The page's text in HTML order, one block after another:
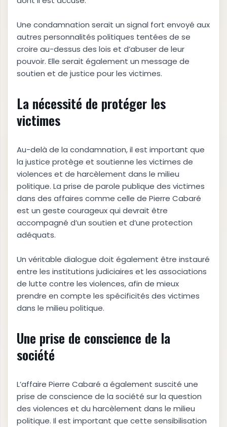
Une condamnation serait un signal fort envoyé aux
autres personnalités politiques tentées de se
croire au-dessus des lois et d’abuser de leur
pouvoir. Elle serait également un message de
soutien et de justice pour les victimes.
La nécessité de protéger les
victimes
Au-delà de la condamnation, il est important que
la justice protège et soutienne les victimes de
violences et de harcèlement dans le milieu
politique. La prise de parole publique des victimes
dans des affaires comme celle de Pierre Cabaré
est un geste courageux qui devrait être
accompagné d’un soutien et d’une protection
adéquats.
Un véritable dialogue doit également être instauré
entre les institutions judiciaires et les associations
de lutte contre les violences, afin de mieux
prendre en compte les spécificités des victimes
dans le milieu politique.
Une prise de conscience de la
société
L’affaire Pierre Cabaré a également suscité une
prise de conscience de la société sur la question
des violences et du harcèlement dans le milieu
politique. Il est important que cette sensibilisation